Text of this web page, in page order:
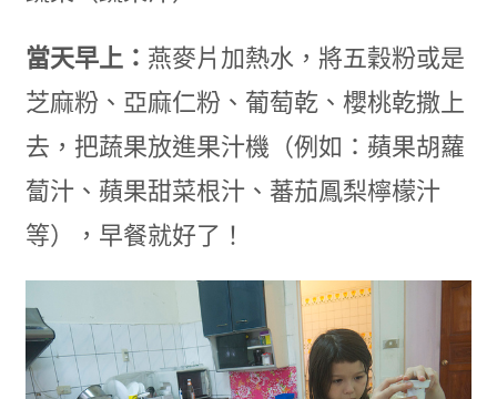
當天早上： 燕麥片加熱水，將五穀粉或是
芝麻粉、亞麻仁粉、葡萄乾、櫻桃乾撒上
去，把蔬果放進果汁機（例如：蘋果胡蘿
蔔汁、蘋果甜菜根汁、蕃茄鳳梨檸檬汁
等），早餐就好了！